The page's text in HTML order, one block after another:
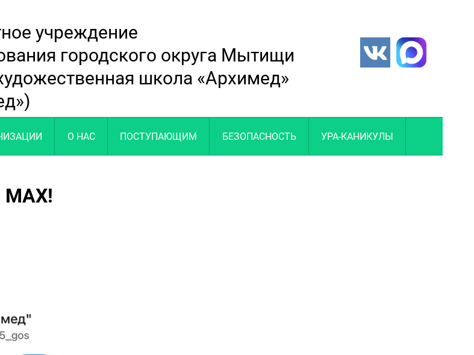
учреждение
городского округа Мытищи
школа «Архимед»
О НАС ПОСТУПАЮЩИМ БЕЗОПАСНОСТЬ УРА-КАНИКУЛЫ